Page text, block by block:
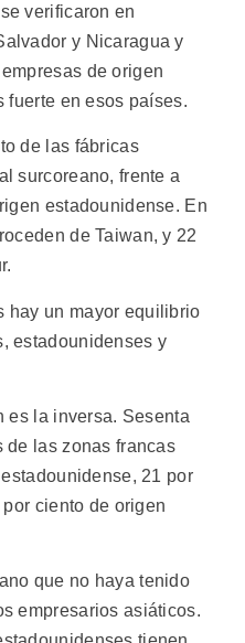
verificaron en
y Nicaragua y
de origen
fuerte en esos países.
de las fábricas
surcoreano, frente a
estadounidense. En
de Taiwan, y 22
hay un mayor equilibrio
estadounidenses y
es la inversa. Sesenta
de las zonas francas
21 por
ciento de origen
que no haya tenido
empresarios asiáticos.